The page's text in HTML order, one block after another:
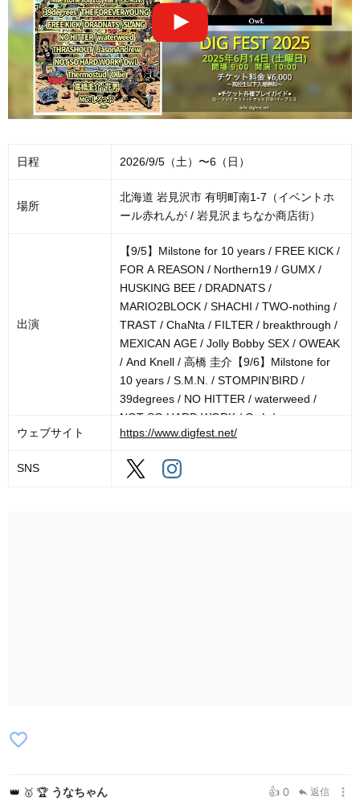
日程 2026/9/5（土）〜6（日）
場所
北海道 岩見沢市 有明町南1-7（イベントホ
ール赤れんが / 岩見沢まちなか商店街）
出演
【9/5】Milstone for 10 years / FREE KICK /
FOR A REASON / Northern19 / GUMX /
HUSKING BEE / DRADNATS /
MARIO2BLOCK / SHACHI / TWO-nothing /
TRAST / ChaNta / FILTER / breakthrough /
MEXICAN AGE / Jolly Bobby SEX / OWEAK
/ And Knell / 高橋 圭介【9/6】Milstone for
10 years / S.M.N. / STOMPIN’BIRD /
39degrees / NO HITTER / waterweed /
NOT SO HARD WORK / OwL /
JasonAndrew / CODE AXE / ADAM at /
ONIONRING / VELOCITY / QUICKDEAD /
ウェブサイト https://www.digfest.net/
SNS
favorite_border
👑 🥇 🏆 うなちゃん 👍 0 reply 返信 more_vert